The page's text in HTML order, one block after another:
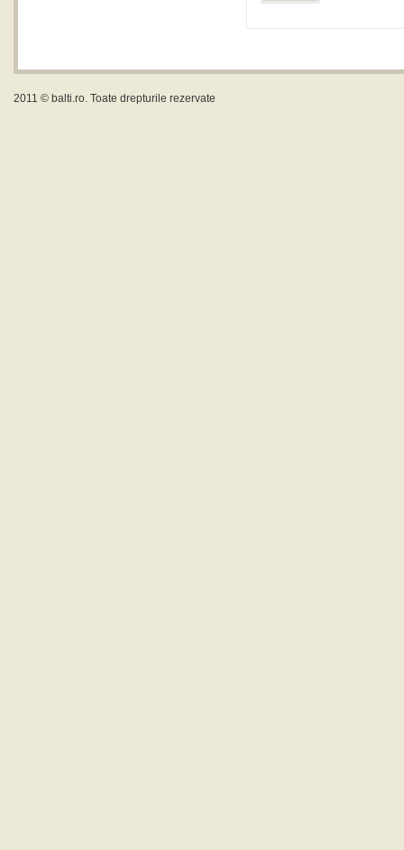
2011 © balti.ro. Toate drepturile rezervate